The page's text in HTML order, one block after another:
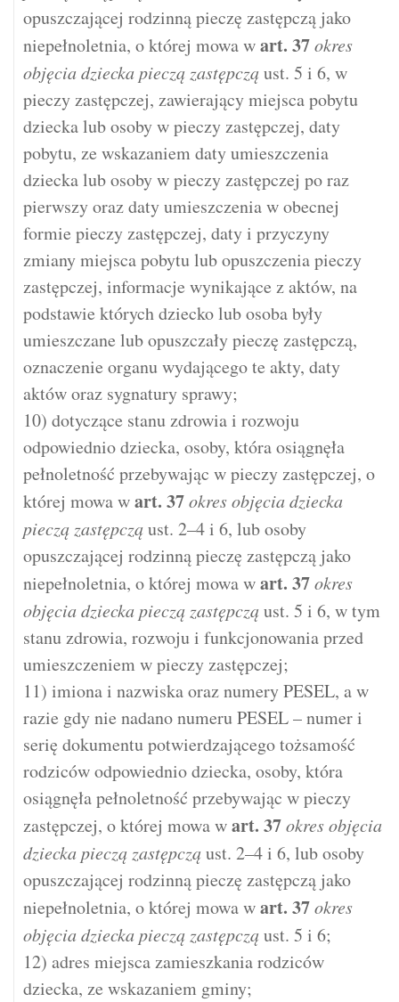
opuszczającej rodzinną pieczę zastępczą jako
niepełnoletnia, o której mowa wart. 37okres
objęcia dziecka pieczą zastępcząust. 5 i 6, w
pieczy zastępczej, zawierający miejsca pobytu
dziecka lub osoby w pieczy zastępczej, daty
pobytu, ze wskazaniem daty umieszczenia
dziecka lub osoby w pieczy zastępczej po raz
pierwszy oraz daty umieszczenia w obecnej
formie pieczy zastępczej, daty i przyczyny
zmiany miejsca pobytu lub opuszczenia pieczy
zastępczej, informacje wynikające z aktów, na
podstawie których dziecko lub osoba były
umieszczane lub opuszczały pieczę zastępczą,
oznaczenie organu wydającego te akty, daty
aktów oraz sygnatury sprawy;
10) dotyczące stanu zdrowia i rozwoju
odpowiednio dziecka, osoby, która osiągnęła
pełnoletność przebywając w pieczy zastępczej, o
której mowa wart. 37okres objęcia dziecka
pieczą zastępcząust. 2–4 i 6, lub osoby
opuszczającej rodzinną pieczę zastępczą jako
niepełnoletnia, o której mowa wart. 37okres
objęcia dziecka pieczą zastępcząust. 5 i 6, w tym
stanu zdrowia, rozwoju i funkcjonowania przed
umieszczeniem w pieczy zastępczej;
11) imiona i nazwiska oraz numery PESEL, a w
razie gdy nie nadano numeru PESEL – numer i
serię dokumentu potwierdzającego tożsamość
rodziców odpowiednio dziecka, osoby, która
osiągnęła pełnoletność przebywając w pieczy
zastępczej, o której mowa wart. 37okres objęcia
dziecka pieczą zastępcząust. 2–4 i 6, lub osoby
opuszczającej rodzinną pieczę zastępczą jako
niepełnoletnia, o której mowa wart. 37okres
objęcia dziecka pieczą zastępcząust. 5 i 6;
12) adres miejsca zamieszkania rodziców
dziecka, ze wskazaniem gminy;